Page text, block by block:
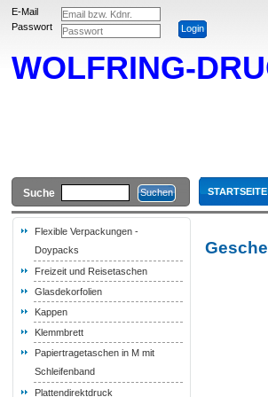
E-Mail
Passwort
WOLFRING-
Suche STARTSEITE
Flexible Verpackungen -
Doypacks
Freizeit und Reisetaschen
Glasdekorfolien
Kappen
Klemmbrett
Papiertragetaschen in M mit
Schleifenband
Plattendirektdruck